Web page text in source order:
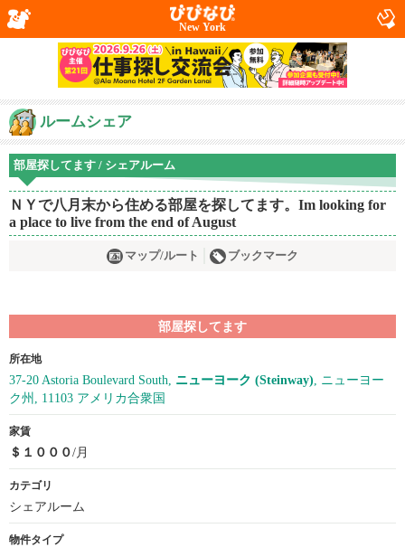
New York
ルームシェア
部屋探してます / シェアルーム
ＮＹで八月末から住める部屋を探してます。Im looking for
a place to live from the end of August
マップ/ルート ブックマーク
部屋探してます
所在地
37-20 Astoria Boulevard South, ニューヨーク (Steinway) , ニューヨー
ク州, 11103 アメリカ合衆国
家賃
＄１０００/月
カテゴリ
シェアルーム
物件タイプ